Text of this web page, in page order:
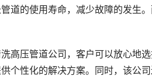
道的使用寿命，减少故障的发生
高压管道公司，客户可以放心地
个性化的解决方案。同时，该公